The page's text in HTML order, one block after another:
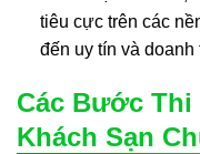
tiêu cực trên các
đến uy tín và doanh
Các Bước Thi
Khách Sạn